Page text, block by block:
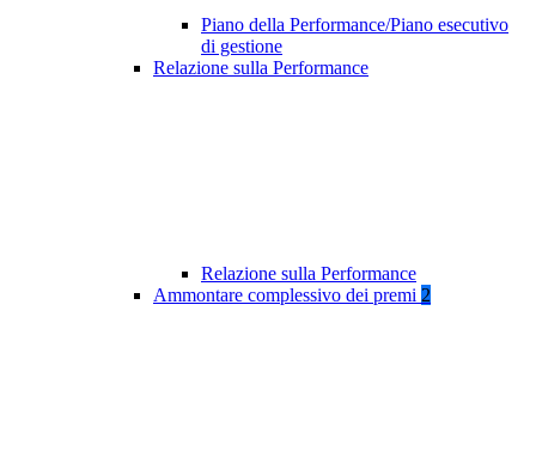
Piano della Performance/Piano esecutivo
di gestione
Relazione sulla Performance
Relazione sulla Performance
Ammontare complessivo dei premi 2